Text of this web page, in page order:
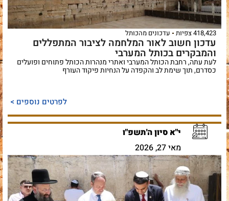
418,423 צפיות עדכונים מהכותל
עדכון חשוב לאור המלחמה לציבור המתפללים
והמבקרים בכותל המערבי
לעת עתה, רחבת הכותל המערבי ואתרי מנהרות הכותל פתוחים ופועלים
כסדרם, תוך שימת לב והקפדה על הנחיות פיקוד העורף
לפרטים נוספים >
י"א סיון ה'תשפ"ו
מאי 27, 2026